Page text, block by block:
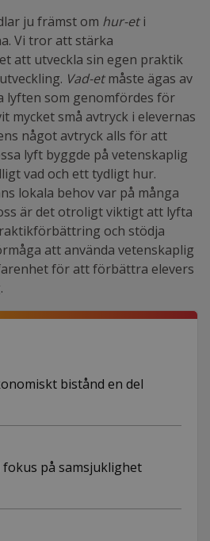
ju främst om hur-eti
Vi tror att stärka
att utveckla sin egen praktik
Vad-etmåste ägas av
lyften som genomfördes för
mycket små avtryck i elevernas
något avtryck alls för att
lyft byggde på vetenskaplig
vad och ett tydligt hur.
lokala behov var på många
är det otroligt viktigt att lyfta
och stödja
att använda vetenskaplig
för att förbättra elevers
bistånd en del
på samsjuklighet